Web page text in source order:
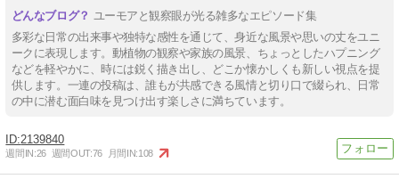
ユーモアと観察眼が光る雑多なエピソード集
多彩な日常の出来事や独特な感性を通じて、身近な風景や思いの丈をユニ
ークに表現します。動植物の観察や家族の風景、ちょっとしたハプニング
などを軽やかに、時には鋭く描き出し、どこか懐かしくも新しい視点を提
供します。一連の投稿は、誰もが共感できる風情と切り口で綴られ、日常
の中に潜む面白味を見つけ出す楽しさに満ちています。
2139840
週間IN:26 週間OUT:76 月間IN:108